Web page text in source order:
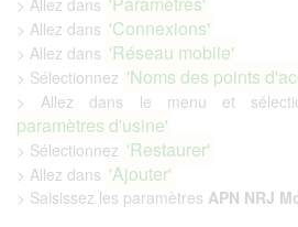
> Allez dans
> Allez dans 'Connexions'
> Allez dans 'Réseau mobile'
> Sélectionnez 'Noms des points
> Allez dans le menu et
paramètres d'usine'
> Sélectionnez 'Restaurer'
> Allez dans 'Ajouter'
> Saisissez les paramètres APN NRJ